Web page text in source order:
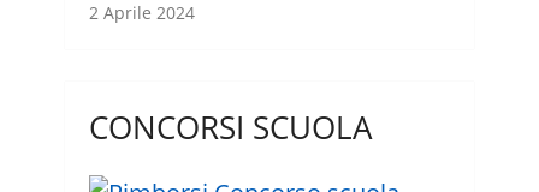
2 Aprile 2024
CONCORSI SCUOLA